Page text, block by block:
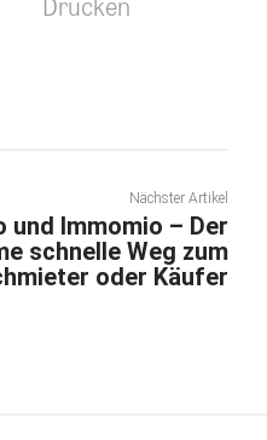
Nächster Artikel
und Immomio – Der
schnelle Weg zum
oder Käufer